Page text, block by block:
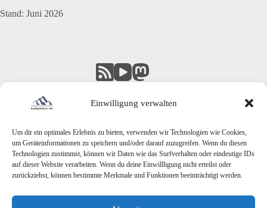
Einwilligung verwalten
Um dir ein optimales Erlebnis zu bieten, verwenden wir Technologien wie Cookies,
um Geräteinformationen zu speichern und/oder darauf zuzugreifen. Wenn du diesen
Technologien zustimmst, können wir Daten wie das Surfverhalten oder eindeutige IDs
auf dieser Website verarbeiten. Wenn du deine Einwillligung nicht erteilst oder
zurückziehst, können bestimmte Merkmale und Funktionen beeinträchtigt werden.
Stand: Juni 2026